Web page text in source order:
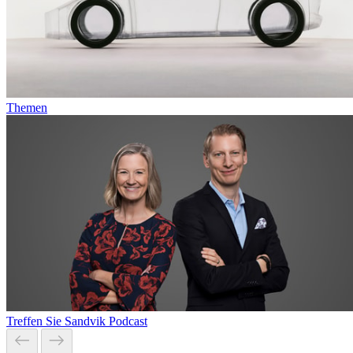
Themen
Treffen Sie Sandvik Podcast